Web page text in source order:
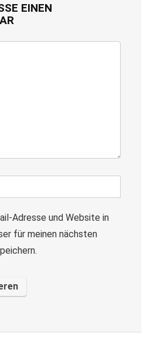
EINEN
Adresse und Website in
für meinen nächsten